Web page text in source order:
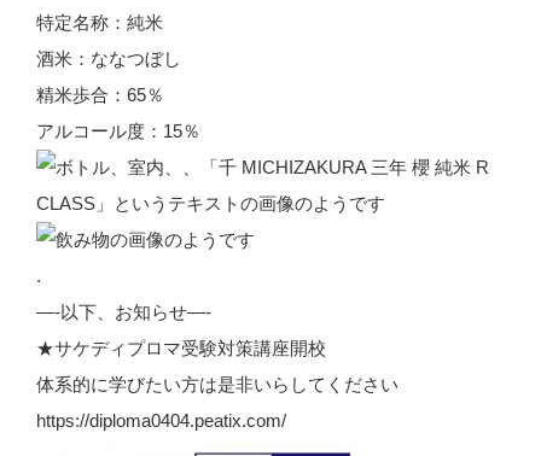
特定名称：純米
酒米：ななつぼし
精米歩合：65％
アルコール度：15％
.
—-以下、お知らせ—-
★サケディプロマ受験対策講座開校
体系的に学びたい方は是非いらしてください
https://diploma0404.peatix.com/